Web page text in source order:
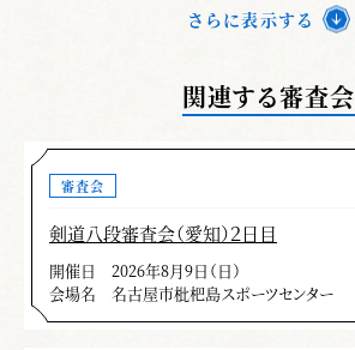
さらに表示する
関連する審査会
審査会
剣道八段審査会（愛知）２日目
開催日
2026年8月9日（日）
会場名
名古屋市枇杷島スポーツセンター